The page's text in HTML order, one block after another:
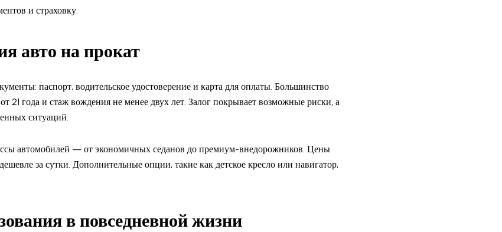
и страховку.
авто на прокат
паспорт, водительское удостоверение и карта для оплаты. Большинство
21 года и стаж вождения не менее двух лет. Залог покрывает возможные риски, а
ситуаций.
автомобилей — от экономичных седанов до премиум-внедорожников. Цены
за сутки. Дополнительные опции, такие как детское кресло или навигатор,
в повседневной жизни